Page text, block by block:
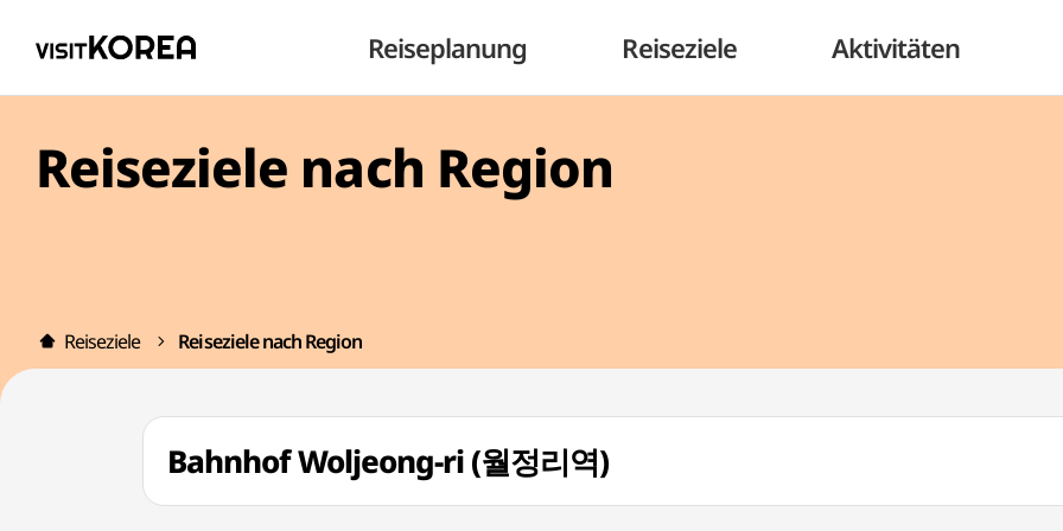
Reiseplanung Reiseziele Aktivitäten
Reiseziele nach Region
Reiseziele Reiseziele nach Region
Bahnhof Woljeong-ri (월정리역)